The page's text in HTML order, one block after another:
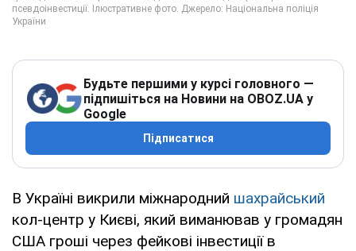
Будьте першими у курсі головного —
підпишіться на Новини на OBOZ.UA у
Google
Підписатися
В Україні викрили міжнародний шахрайський
кол-центр у Києві, який виманював у громадян
США гроші через фейкові інвестиції в